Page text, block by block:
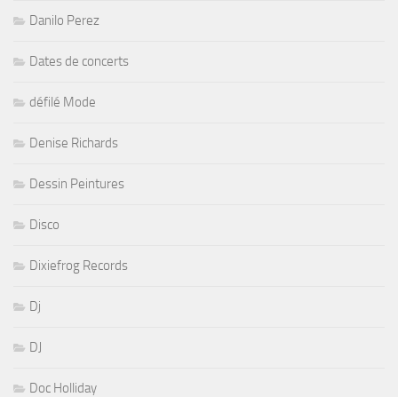
Danilo Perez
Dates de concerts
défilé Mode
Denise Richards
Dessin Peintures
Disco
Dixiefrog Records
Dj
DJ
Doc Holliday